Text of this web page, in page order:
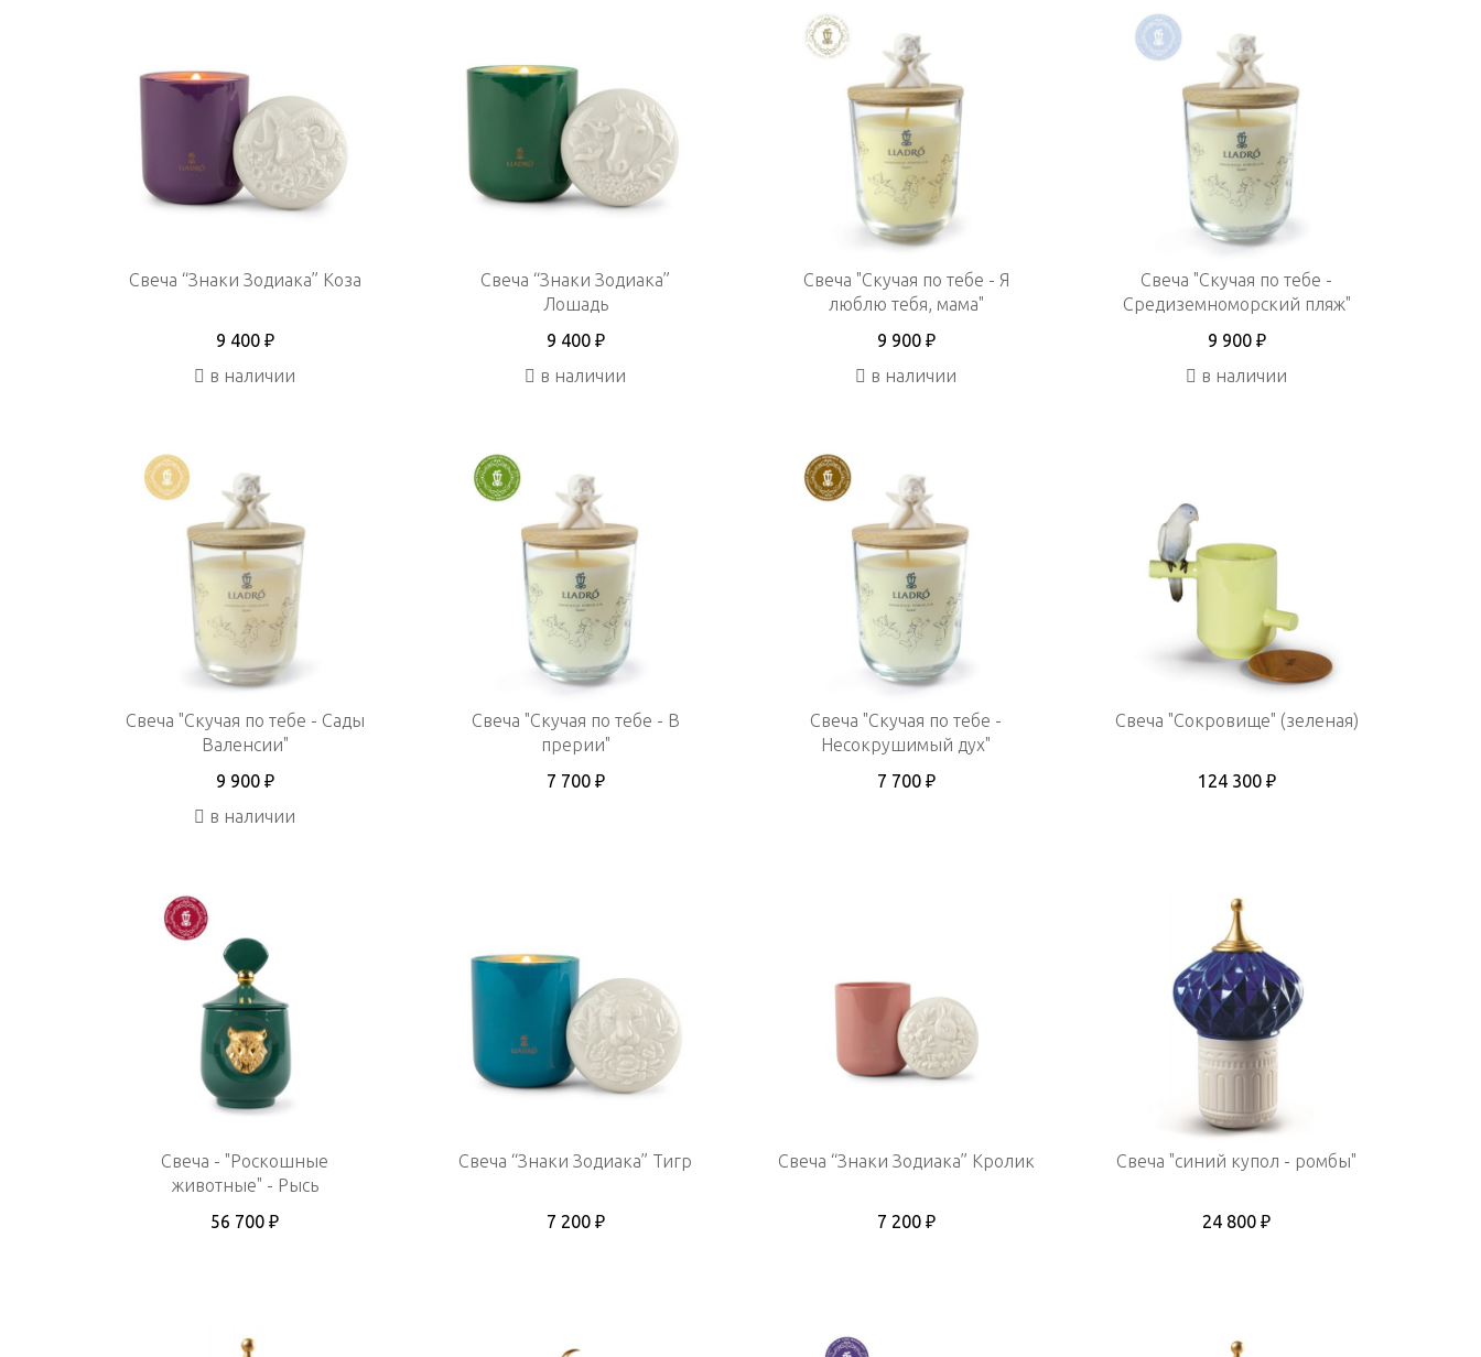
Свеча “Знаки Зодиака” Коза
9 400 ₽
в наличии
Свеча “Знаки Зодиака”
Лошадь
9 400 ₽
в наличии
Свеча "Скучая по тебе - Я
люблю тебя, мама"
9 900 ₽
в наличии
Свеча "Скучая по тебе -
Средиземноморский пляж"
9 900 ₽
в наличии
Свеча "Скучая по тебе - Сады
Валенсии"
9 900 ₽
в наличии
Свеча "Скучая по тебе - В
прерии"
7 700 ₽
Свеча "Скучая по тебе -
Несокрушимый дух"
7 700 ₽
Свеча "Сокровище" (зеленая)
124 300 ₽
Свеча - "Роскошные
животные" - Рысь
56 700 ₽
Свеча “Знаки Зодиака” Тигр
7 200 ₽
Свеча “Знаки Зодиака” Кролик
7 200 ₽
Свеча "синий купол - ромбы"
24 800 ₽